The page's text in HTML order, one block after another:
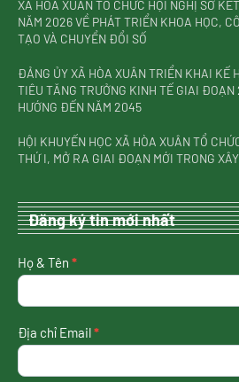
XÃ HÒA XUÂN TỔ CHỨC HỘI NGHỊ SƠ
NĂM 2026 VỀ PHÁT TRIỂN KHOA HỌC,
TẠO VÀ CHUYỂN ĐỔI SỐ
ĐẢNG ỦY XÃ HÒA XUÂN TRIỂN KHAI KẾ
TIÊU TĂNG TRƯỞNG KINH TẾ GIAI
HƯỚNG ĐẾN NĂM 2045
HỘI KHUYẾN HỌC XÃ HÒA XUÂN TỔ
THỨ I, MỞ RA GIAI ĐOẠN MỚI TRONG
Đăng ký tin mới nhất
nhận
tin
nhất
Họ & Tên *
Địa chỉ Email*